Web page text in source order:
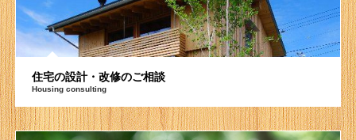
住宅の設計・改修のご相談
Housing consulting